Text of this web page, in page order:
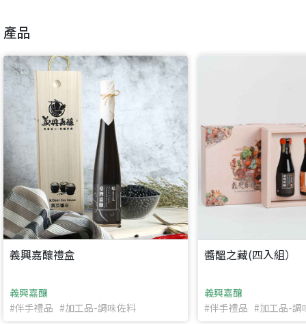
產品
義興嘉釀禮盒
義興嘉釀
#伴手禮品 #加工品-調味佐料
醬醞之藏(四入組）
義興嘉釀
#伴手禮品 #加工品-調
要註冊嗎？
嗨~這個 LINE 帳號還沒有註冊過，
只要驗證手機號碼就能完成註冊。
您要繼續嗎？
返回
請加入LINE好友
請掃描或點擊 QR code
加入「嘉義優鮮」LINE 好友，
才能繼續註冊喔。
點擊加入 LINE 好友
返回 繼續註冊
註冊完成
註冊完成了！
開始填寫申請資料吧~
訊息
確認
要申請新產品嗎？
您的申請資料正在等候審查中，
要申請新產品嗎？
申請新產品
想知道怎麼做更容易通過審核嗎？
看看申請教學吧！
如果你已經準備好了，
點擊「直接申請」按鈕開始填寫申請表。